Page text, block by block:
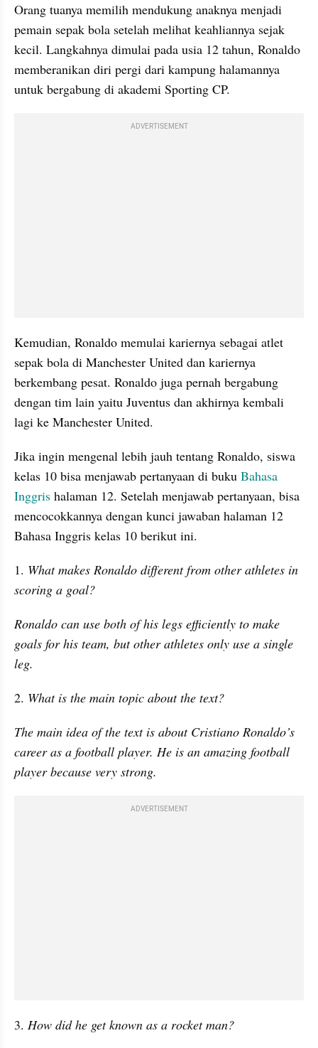
Orang tuanya memilih mendukung anaknya menjadi
pemain sepak bola setelah melihat keahliannya sejak
kecil. Langkahnya dimulai pada usia 12 tahun, Ronaldo
memberanikan diri pergi dari kampung halamannya
untuk bergabung di akademi Sporting CP.
ADVERTISEMENT
Kemudian, Ronaldo memulai kariernya sebagai atlet
sepak bola di Manchester United dan kariernya
berkembang pesat. Ronaldo juga pernah bergabung
dengan tim lain yaitu Juventus dan akhirnya kembali
lagi ke Manchester United.
Jika ingin mengenal lebih jauh tentang Ronaldo, siswa
kelas 10 bisa menjawab pertanyaan di buku Bahasa
Inggris halaman 12. Setelah menjawab pertanyaan, bisa
mencocokkannya dengan kunci jawaban halaman 12
Bahasa Inggris kelas 10 berikut ini.
1. What makes Ronaldo different from other athletes in
scoring a goal?
Ronaldo can use both of his legs efficiently to make
goals for his team, but other athletes only use a single
leg.
2. What is the main topic about the text?
The main idea of the text is about Cristiano Ronaldo’s
career as a football player. He is an amazing football
player because very strong.
ADVERTISEMENT
3. How did he get known as a rocket man?